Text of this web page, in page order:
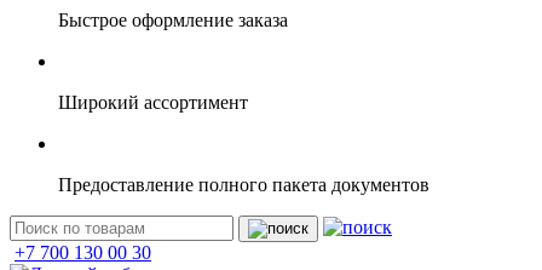
Быстрое оформление заказа
Широкий ассортимент
Предоставление полного пакета документов
+7 700 130 00 30